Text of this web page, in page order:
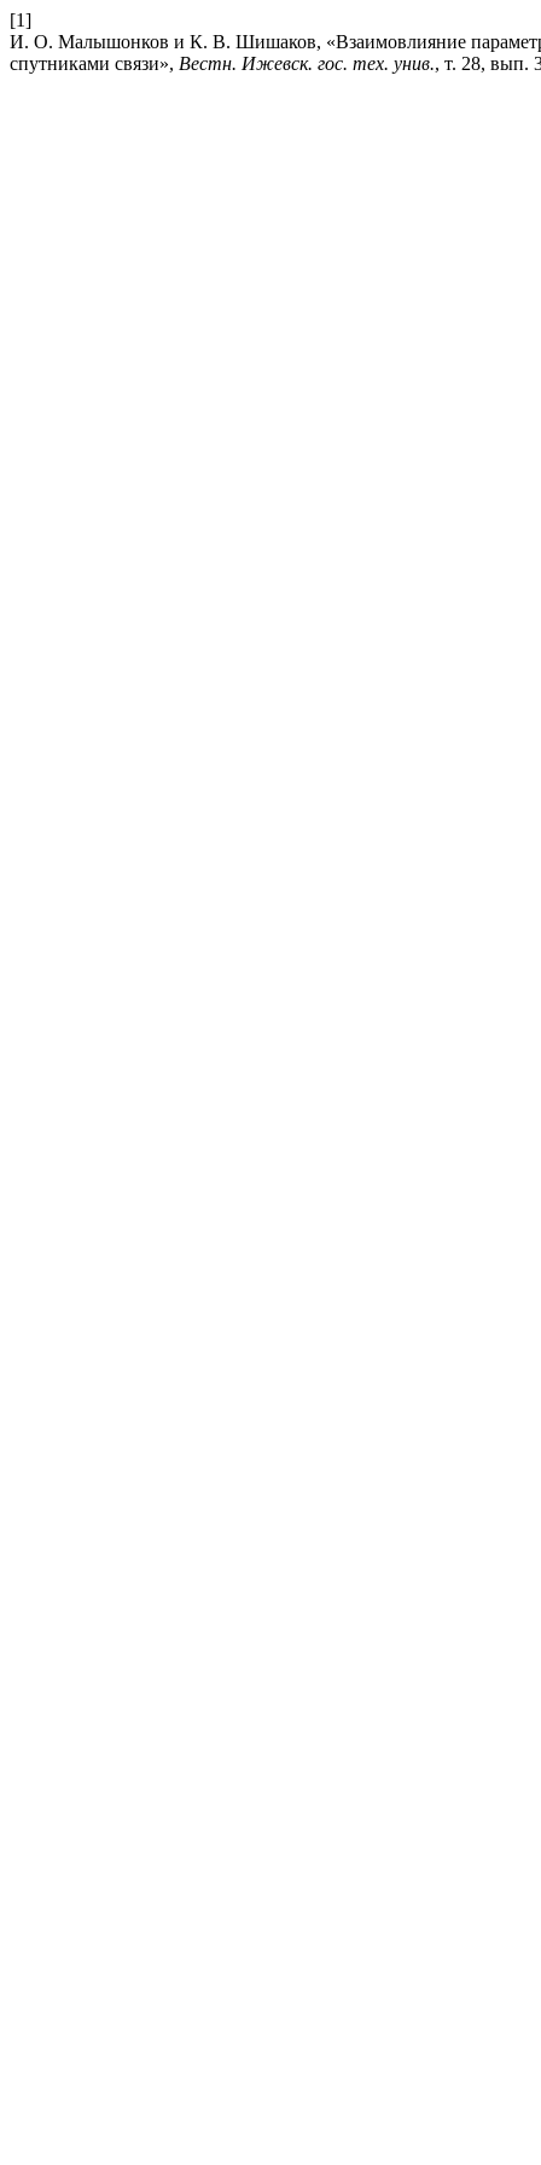
[1]
И. О. Малышонков и К. В. Шишаков, «Взаимовлияние
спутниками связи», Вестн. Ижевск. гос. тех. унив., т. 28, вып.